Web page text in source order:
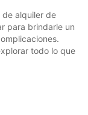
alquiler de
para brindarle un
todo lo que